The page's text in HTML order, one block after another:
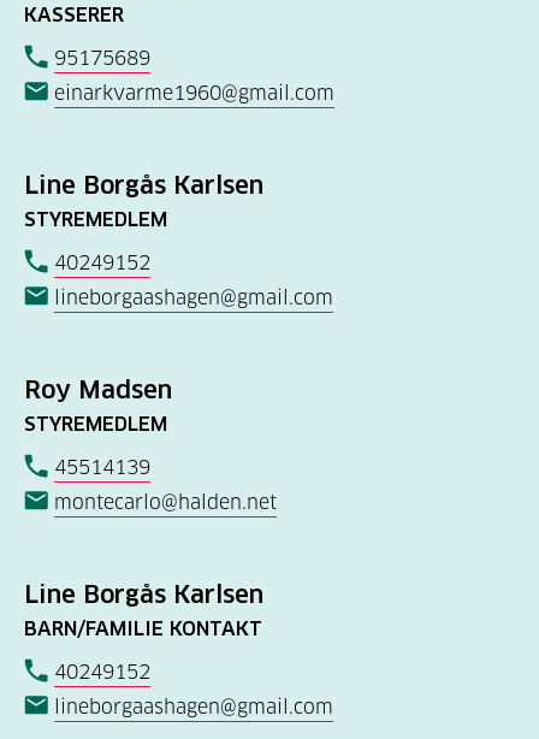
KASSERER
95175689
einarkvarme1960@gmail.com
Line Borgås Karlsen
STYREMEDLEM
40249152
lineborgaashagen@gmail.com
Roy Madsen
STYREMEDLEM
45514139
montecarlo@halden.net
Line Borgås Karlsen
BARN/FAMILIE KONTAKT
40249152
lineborgaashagen@gmail.com